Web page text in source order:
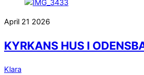
April 21 2026
KYRKANS HUS I
Klara